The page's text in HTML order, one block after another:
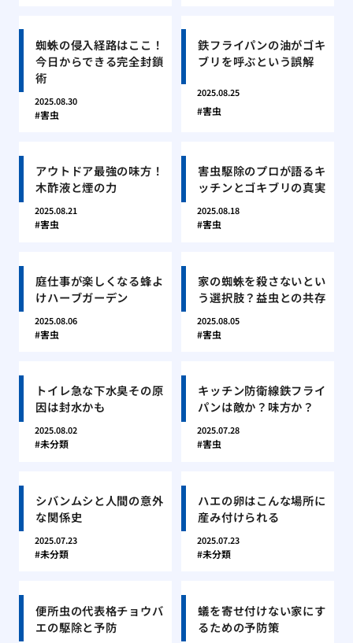
蜘蛛の侵入経路はここ！
今日からできる完全封鎖
術
2025.08.30
害虫
鉄フライパンの油がゴキ
ブリを呼ぶという誤解
2025.08.25
害虫
アウトドア最強の味方！
木酢液と煙の力
2025.08.21
害虫
害虫駆除のプロが語るキ
ッチンとゴキブリの真実
2025.08.18
害虫
庭仕事が楽しくなる蜂よ
けハーブガーデン
2025.08.06
害虫
家の蜘蛛を殺さないとい
う選択肢？益虫との共存
2025.08.05
害虫
トイレ急な下水臭その原
因は封水かも
2025.08.02
未分類
キッチン防衛線鉄フライ
パンは敵か？味方か？
2025.07.28
害虫
シバンムシと人間の意外
な関係史
2025.07.23
未分類
ハエの卵はこんな場所に
産み付けられる
2025.07.23
未分類
便所虫の代表格チョウバ
エの駆除と予防
蟻を寄せ付けない家にす
るための予防策